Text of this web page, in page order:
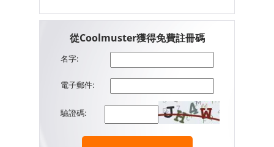
從Coolmuster獲得免費註冊碼
名字:
電子郵件:
驗證碼: